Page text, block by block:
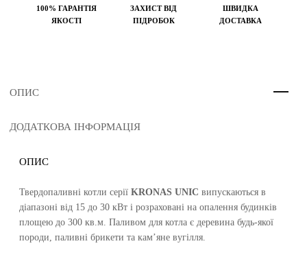
100% ГАРАНТІЯ
ЯКОСТІ
ЗАХИСТ ВІД
ПІДРОБОК
ШВИДКА
ДОСТАВКА
ОПИС
ДОДАТКОВА ІНФОРМАЦІЯ
ОПИС
Твердопаливні котли серії KRONAS UNIC випускаються в
діапазоні від 15 до 30 кВт і розраховані на опалення будинків
площею до 300 кв.м. Паливом для котла є деревина будь-якої
породи, паливні брикети та кам’яне вугілля.